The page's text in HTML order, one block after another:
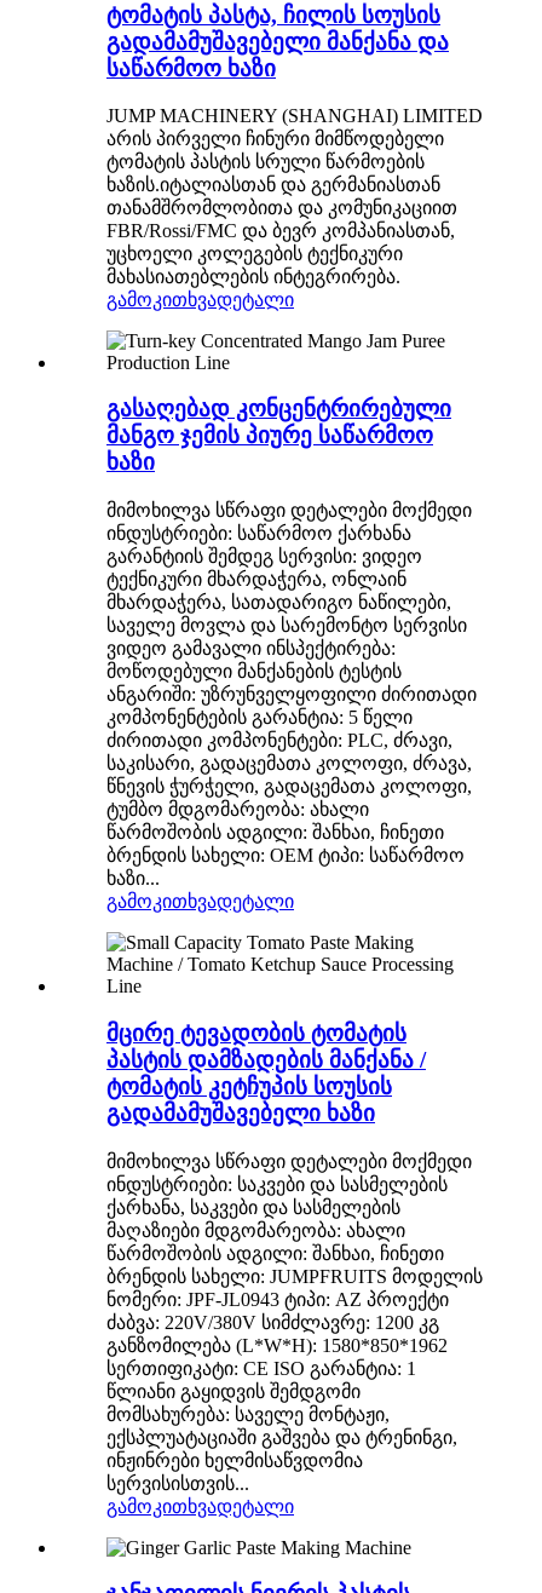
ტომატის პასტა, ჩილის სოუსის
გადამამუშავებელი მანქანა და
საწარმოო ხაზი
JUMP MACHINERY (SHANGHAI) LIMITED
არის პირველი ჩინური მიმწოდებელი
ტომატის პასტის სრული წარმოების
ხაზის.იტალიასთან და გერმანიასთან
თანამშრომლობითა და კომუნიკაციით
FBR/Rossi/FMC და ბევრ კომპანიასთან,
უცხოელი კოლეგების ტექნიკური
მახასიათებლების ინტეგრირება.
გამოკითხვადეტალი
გასაღებად კონცენტრირებული
მანგო ჯემის პიურე საწარმოო
ხაზი
მიმოხილვა სწრაფი დეტალები მოქმედი
ინდუსტრიები: საწარმოო ქარხანა
გარანტიის შემდეგ სერვისი: ვიდეო
ტექნიკური მხარდაჭერა, ონლაინ
მხარდაჭერა, სათადარიგო ნაწილები,
საველე მოვლა და სარემონტო სერვისი
ვიდეო გამავალი ინსპექტირება:
მოწოდებული მანქანების ტესტის
ანგარიში: უზრუნველყოფილი ძირითადი
კომპონენტების გარანტია: 5 წელი
ძირითადი კომპონენტები: PLC, ძრავი,
საკისარი, გადაცემათა კოლოფი, ძრავა,
წნევის ჭურჭელი, გადაცემათა კოლოფი,
ტუმბო მდგომარეობა: ახალი
წარმოშობის ადგილი: შანხაი, ჩინეთი
ბრენდის სახელი: OEM ტიპი: საწარმოო
ხაზი...
გამოკითხვადეტალი
მცირე ტევადობის ტომატის
პასტის დამზადების მანქანა /
ტომატის კეტჩუპის სოუსის
გადამამუშავებელი ხაზი
მიმოხილვა სწრაფი დეტალები მოქმედი
ინდუსტრიები: საკვები და სასმელების
ქარხანა, საკვები და სასმელების
მაღაზიები მდგომარეობა: ახალი
წარმოშობის ადგილი: შანხაი, ჩინეთი
ბრენდის სახელი: JUMPFRUITS მოდელის
ნომერი: JPF-JL0943 ტიპი: AZ პროექტი
ძაბვა: 220V/380V სიმძლავრე: 1200 კგ
განზომილება (L*W*H): 1580*850*1962
სერთიფიკატი: CE ISO გარანტია: 1
წლიანი გაყიდვის შემდგომი
მომსახურება: საველე მონტაჟი,
ექსპლუატაციაში გაშვება და ტრენინგი,
ინჟინრები ხელმისაწვდომია
სერვისისთვის...
გამოკითხვადეტალი